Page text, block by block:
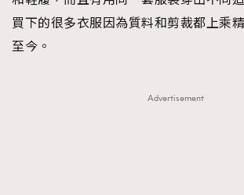
買下的很多衣服因為質料和剪裁都上乘
至今。
Advertisement